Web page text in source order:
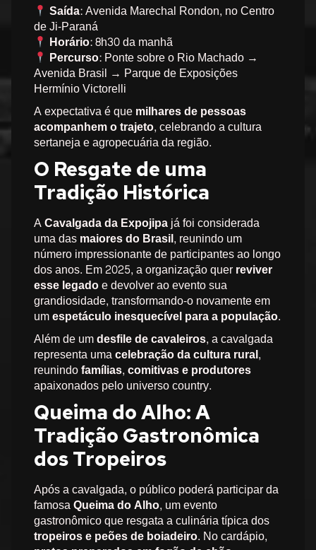
Saída:Avenida Marechal Rondon, no Centro
de Ji-Paraná
Horário:8h30 da manhã
Percurso:Ponte sobre o Rio Machado →
Avenida Brasil → Parque de Exposições
Hermínio Victorelli
A expectativa é quemilhares de pessoas
acompanhem o trajeto, celebrando a cultura
sertaneja e agropecuária da região.
O Resgate de uma
Tradição Histórica
ACavalgada da Expojipajá foi considerada
uma dasmaiores do Brasil, reunindo um
número impressionante de participantes ao longo
dos anos. Em2025, a organização querreviver
esse legadoe devolver ao evento sua
grandiosidade, transformando-o novamente em
umespetáculo inesquecível para a população.
Além de umdesfile de cavaleiros, a cavalgada
representa umacelebração da cultura rural,
reunindofamílias, comitivas e produtores
apaixonados pelo universo country.
Queima do Alho: A
Tradição Gastronômica
dos Tropeiros
Após a cavalgada, o público poderá participar da
famosaQueima do Alho, um evento
gastronômico que resgata a culinária típica dos
tropeiros e peões de boiadeiro. No cardápio,